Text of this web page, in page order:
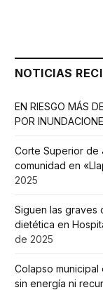
NOTICIAS
EN RIESGO MÁS
POR
Corte Superior de
comunidad en
2025
Siguen las graves
dietética en
de 2025
Colapso municipal
sin energía ni